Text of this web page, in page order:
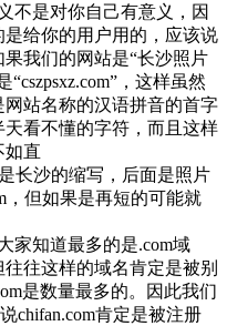
不是对你自己有意义，因
给你的用户用的，应该说
我们的网站是“长沙照片
，这样虽然
站名称的汉语拼音的首字
看不懂的字符，而且这样
如直
是长沙的缩写，后面是照片
，但如果是再短的可能就
家知道最多的是.com域
往这样的域名肯定是被别
是数量最多的。因此我们
chifan.com肯定是被注册